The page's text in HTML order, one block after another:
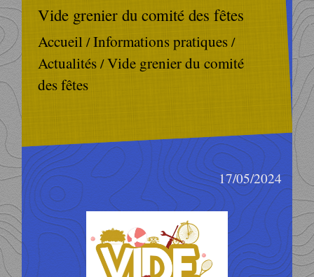
Vide grenier du comité des fêtes
Accueil/Informations pratiques/
Actualités/Vide grenier du comité
des fêtes
17/05/2024